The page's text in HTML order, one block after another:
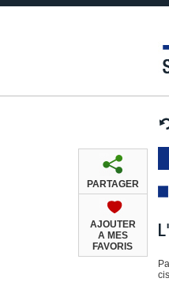
PARTAGER
AJOUTER
A MES
FAVORIS